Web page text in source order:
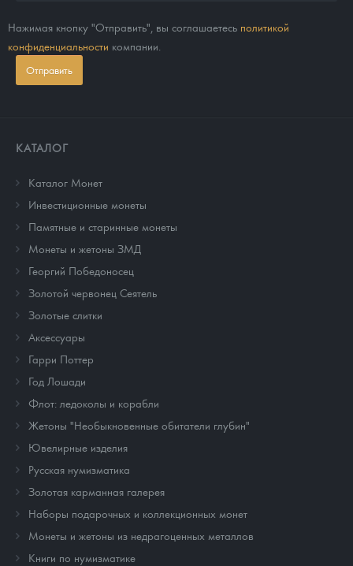
Нажимая кнопку "Отправить", вы соглашаетесь политикой
конфиденциальности компании.
Отправить
КАТАЛОГ
Каталог Монет
Инвестиционные монеты
Памятные и старинные монеты
Монеты и жетоны ЗМД
Георгий Победоносец
Золотой червонец Сеятель
Золотые слитки
Аксессуары
Гарри Поттер
Год Лошади
Флот: ледоколы и корабли
Жетоны "Необыкновенные обитатели глубин"
Ювелирные изделия
Русская нумизматика
Золотая карманная галерея
Наборы подарочных и коллекционных монет
Монеты и жетоны из недрагоценных металлов
Книги по нумизматике